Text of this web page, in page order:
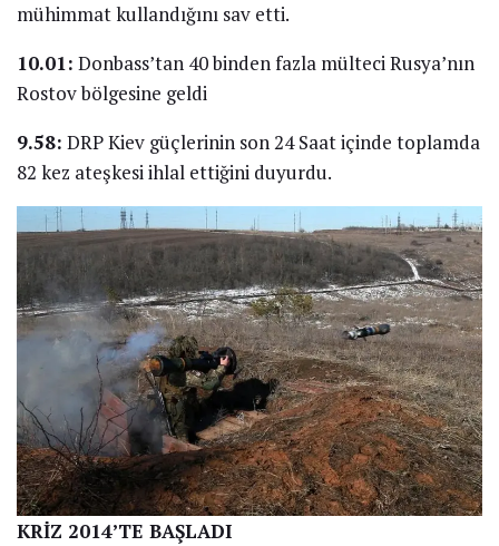
mühimmat kullandığını sav etti.
10.01: Donbass’tan 40 binden fazla mülteci Rusya’nın
Rostov bölgesine geldi
9.58: DRP Kiev güçlerinin son 24 Saat içinde toplamda
82 kez ateşkesi ihlal ettiğini duyurdu.
KRİZ 2014’TE BAŞLADI